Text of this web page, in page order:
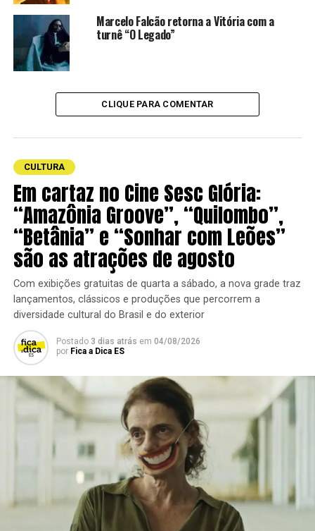
TÓPICOS RELACIONADOS: CULTURA
MÚSICA
RODA DE SAMBA
SHOWS VILA VELHA
Marcelo Falcão retorna a Vitória com a
turnê “O Legado”
CLIQUE PARA COMENTAR
CULTURA
Em cartaz no Cine Sesc Glória:
“Amazônia Groove”, “Quilombo”,
“Betânia” e “Sonhar com Leões”
são as atrações de agosto
Com exibições gratuitas de quarta a sábado, a nova grade traz
lançamentos, clássicos e produções que percorrem a
diversidade cultural do Brasil e do exterior
Postado 3 dias atrás em 04/08/2026
por Fica a Dica ES